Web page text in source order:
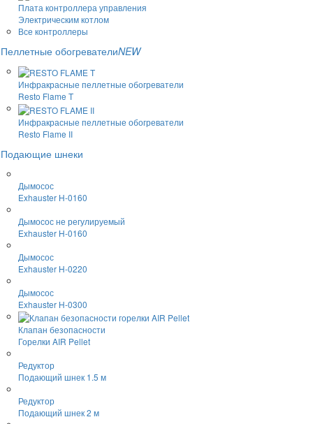
Плата контроллера управления
Электрическим котлом
Все контроллеры
Пеллетные обогревателиNEW
Инфракрасные пеллетные обогреватели
Resto Flame T
Инфракрасные пеллетные обогреватели
Resto Flame II
Подающие шнеки
Дымосос
Exhauster H-0160
Дымосос не регулируемый
Exhauster H-0160
Дымосос
Exhauster H-0220
Дымосос
Exhauster H-0300
Клапан безопасности
Горелки AIR Pellet
Редуктор
Подающий шнек 1.5 м
Редуктор
Подающий шнек 2 м